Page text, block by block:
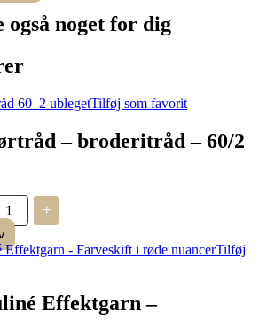
også noget for dig
Tilføj som favorit
– broderitråd – 60/2
+
Tilføj
Effektgarn –